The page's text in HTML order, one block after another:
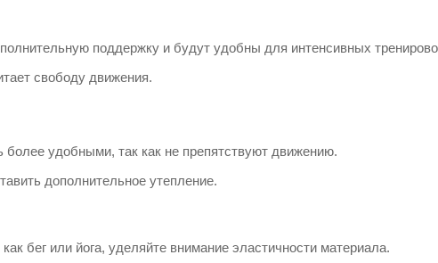
поддержку и будут удобны для интенсивных
свободу движения.
удобными, так как не препятствуют движению.
дополнительное утепление.
бег или йога, уделяйте внимание эластичности материала.